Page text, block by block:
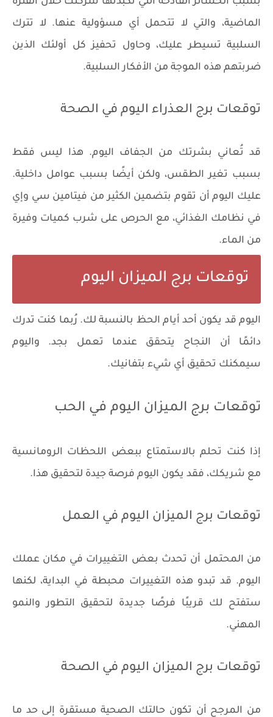
الماضية، والتي لا تتحمل أي مسؤولية عنها. لا تترك
السلبية تسيطر عليك، وحاول تحفيز كل أولئك الذين
ضربتهم هذه الموجة من الأفكار السلبية.
توقعات برج العذراء اليوم في الصحة
قد تُعاني بشرتك من الجفاف اليوم. هذا ليس فقط
بسبب تغير الطقس، ولكن أيضًا بسبب عوامل داخلية.
عليك اليوم أن تقوم بتضمين الكثير من فيتامين سي وإي
في نظامك الغذائي، مع الحرص على شرب كميات وفيرة
من الماء.
توقعات برج الميزان اليوم
اليوم قد يكون أحد أيام الحظ بالنسبة لك. رُبما كنت تدرك
دائمًا أن النجاح يتحقق عندما تعمل بجد. واليوم
سيمكنك تحقيق أي شيء بتفانيك.
توقعات برج الميزان اليوم في الحب
إذا كنت تحلم بالاستمتاع ببعض اللحظات الرومانسية
مع شريكك، فقد يكون اليوم فرصة جيدة لتحقيق هذا.
توقعات برج الميزان اليوم في العمل
من المحتمل أن تحدث بعض التغييرات في مكان عملك
اليوم. قد تبدو هذه التغييرات محبطة في البداية، لكنها
ستفتح لك قريبًا فرصًا جديدة لتحقيق التطور والنمو
المهني.
توقعات برج الميزان اليوم في الصحة
من المرجح أن تكون حالتك الصحية مستقرة إلى حد ما